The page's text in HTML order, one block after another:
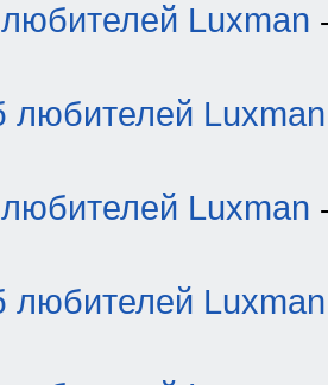
Luxman
любителей Luxman
Luxman
любителей Luxman